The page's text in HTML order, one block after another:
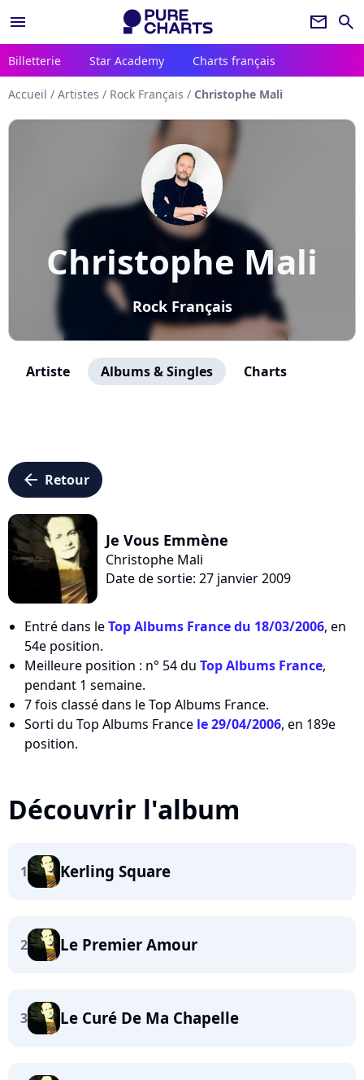
menu newsletter search
Billetterie Star Academy Charts français
Accueil / Artistes / Rock Français / Christophe Mali
Christophe Mali
Rock Français
Artiste Albums & Singles Charts
arrow_left Retour
Je Vous Emmène
Christophe Mali
Date de sortie: 27 janvier 2009
Entré dans leTop Albums France du 18/03/2006, en
54e position.
Meilleure position : n° 54 du Top Albums France,
pendant 1 semaine.
7 fois classé dans le Top Albums France.
Sorti du Top Albums France le 29/04/2006, en 189e
position.
Découvrir l'album
1 Kerling Square
2 Le Premier Amour
3 Le Curé De Ma Chapelle